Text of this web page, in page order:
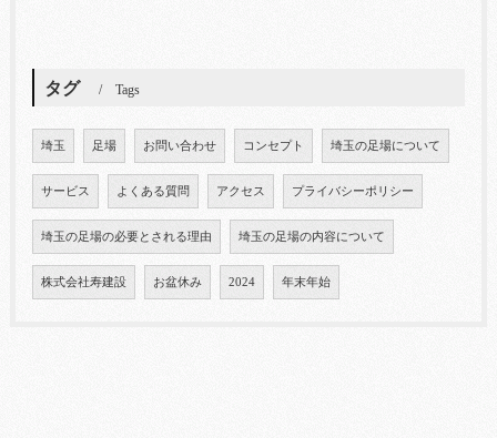
タグ Tags
埼玉 足場 お問い合わせ コンセプト 埼玉の足場について
サービス よくある質問 アクセス プライバシーポリシー
埼玉の足場の必要とされる理由 埼玉の足場の内容について
株式会社寿建設 お盆休み 2024 年末年始